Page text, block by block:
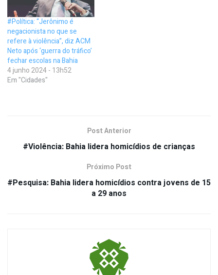
#Política: “Jerônimo é
negacionista no que se
refere à violência”, diz ACM
Neto após ‘guerra do tráfico’
fechar escolas na Bahia
4 junho 2024 - 13h52
Em "Cidades"
Post Anterior
#Violência: Bahia lidera homicídios de crianças
Próximo Post
#Pesquisa: Bahia lidera homicídios contra jovens de 15
a 29 anos